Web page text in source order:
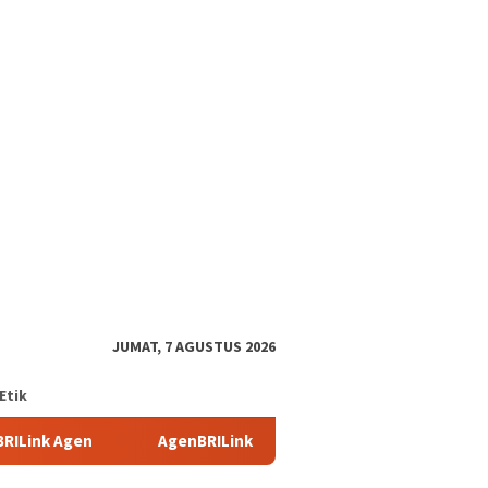
JUMAT, 7 AGUSTUS 2026
AgenBRILink Jadi Andalan, BRI Malang Soekarno Hatta